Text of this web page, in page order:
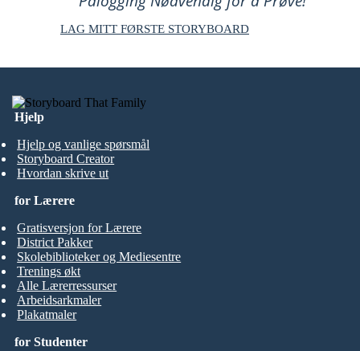
LAG MITT FØRSTE STORYBOARD
Hjelp
Hjelp og vanlige spørsmål
Storyboard Creator
Hvordan skrive ut
for Studenter
for Lærere
Gratisversjon for Lærere
District Pakker
Skolebiblioteker og Mediesentre
Trenings økt
Alle Lærerressurser
Arbeidsarkmaler
Plakatmaler